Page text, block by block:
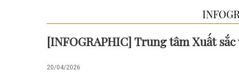
[INFOGRAPHIC] Trung tâm Xuất
20/04/2026